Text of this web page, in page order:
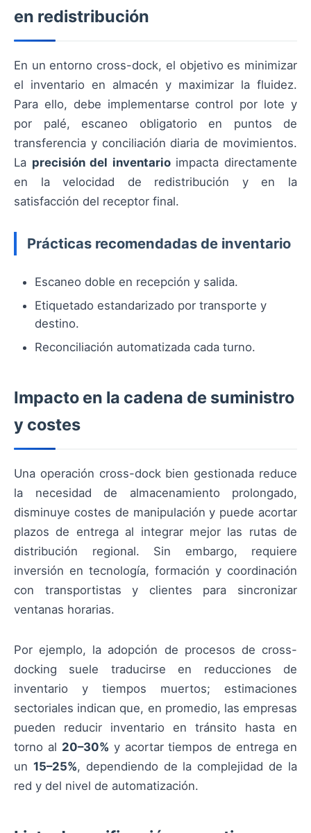
en redistribución
En un entorno cross-dock, el objetivo es minimizar
el inventario en almacén y maximizar la fluidez.
Para ello, debe implementarse control por lote y
por palé, escaneo obligatorio en puntos de
transferencia y conciliación diaria de movimientos.
La precisión del inventarioimpacta directamente
en la velocidad de redistribución y en la
satisfacción del receptor final.
Prácticas recomendadas de inventario
Escaneo doble en recepción y salida.
Etiquetado estandarizado por transporte y
destino.
Reconciliación automatizada cada turno.
Impacto en la cadena de suministro
y costes
Una operación cross-dock bien gestionada reduce
la necesidad de almacenamiento prolongado,
disminuye costes de manipulación y puede acortar
plazos de entrega al integrar mejor las rutas de
distribución regional. Sin embargo, requiere
inversión en tecnología, formación y coordinación
con transportistas y clientes para sincronizar
ventanas horarias.
Por ejemplo, la adopción de procesos de cross-
docking suele traducirse en reducciones de
inventario y tiempos muertos; estimaciones
sectoriales indican que, en promedio, las empresas
pueden reducir inventario en tránsito hasta en
torno al 20–30% y acortar tiempos de entrega en
un 15–25%, dependiendo de la complejidad de la
red y del nivel de automatización.